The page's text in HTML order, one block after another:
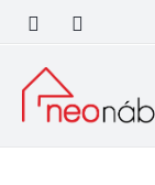
obsah